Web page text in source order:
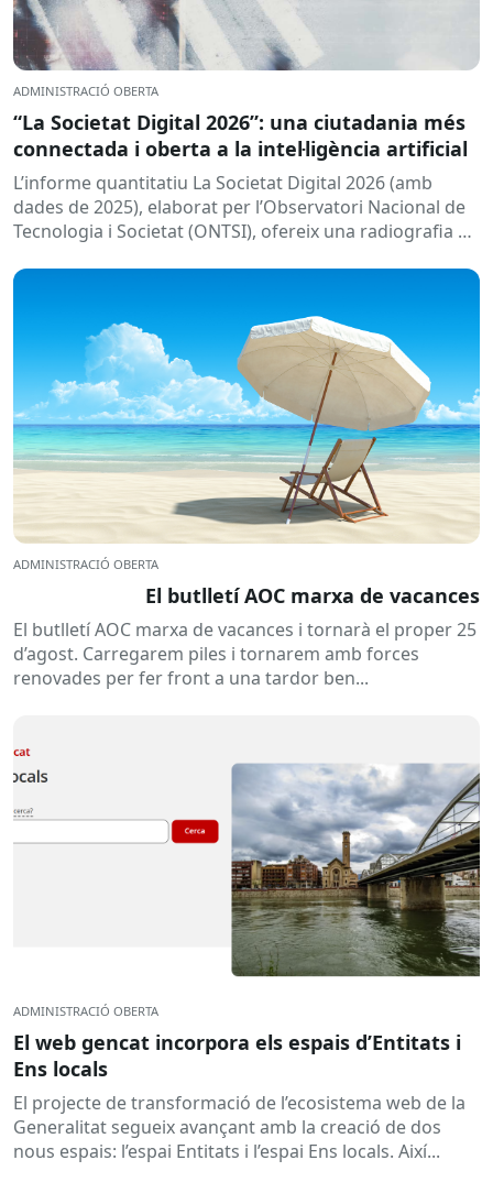
ADMINISTRACIÓ OBERTA
“La Societat Digital 2026”: una ciutadania més
connectada i oberta a la intel·ligència artificial
L’informe quantitatiu La Societat Digital 2026 (amb
dades de 2025), elaborat per l’Observatori Nacional de
Tecnologia i Societat (ONTSI), ofereix una radiografia de
ADMINISTRACIÓ OBERTA
El butlletí AOC marxa de vacances
El butlletí AOC marxa de vacances i tornarà el proper 25
d’agost. Carregarem piles i tornarem amb forces
renovades per fer front a una tardor ben...
ADMINISTRACIÓ OBERTA
El web gencat incorpora els espais d’Entitats i
Ens locals
El projecte de transformació de l’ecosistema web de la
Generalitat segueix avançant amb la creació de dos
nous espais: l’espai Entitats i l’espai Ens locals. Així...